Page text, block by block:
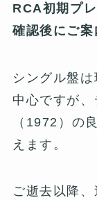
RCA初期プ
確認後にご案
シングル盤
中心ですが、
（1972）の
えます。
ご逝去以降